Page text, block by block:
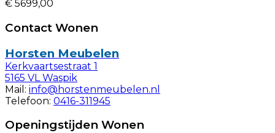
€ 5699,00
Contact Wonen
Horsten Meubelen
Kerkvaartsestraat 1
5165 VL Waspik
Mail: info@horstenmeubelen.nl
Telefoon: 0416-311945
Openingstijden Wonen